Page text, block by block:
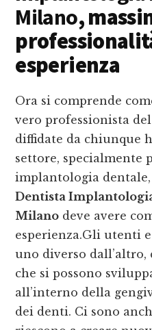
Milano,
esperienza
Ora si comprende
vero professionista
diffidate da chiunque
settore, specialmente
implantologia
Dentista
Milano deve avere
esperienza.Gli utenti
uno diverso
che si possono
all’interno della
dei denti. Ci sono